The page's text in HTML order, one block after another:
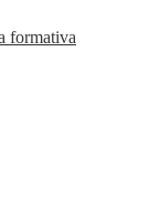
formativa